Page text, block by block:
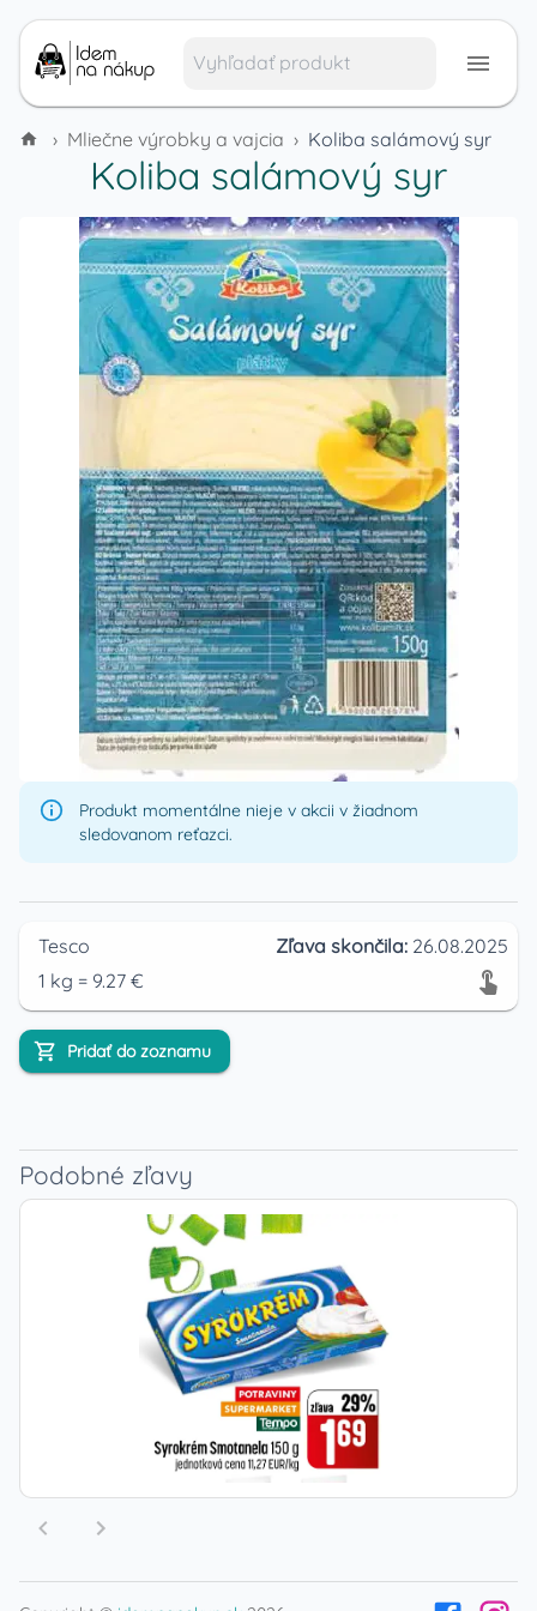
› Mliečne výrobky a vajcia › Koliba salámový syr
Koliba salámový syr
Produkt momentálne nieje v akcii v žiadnom
sledovanom reťazci.
Tesco Zľava skončila: 26.08.2025
1 kg = 9.27 €
Pridať do zoznamu
Podobné zľavy